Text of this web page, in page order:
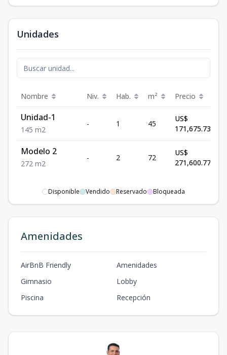
Unidades
Nombre Niv. Hab. m² Precio
Unidad-1
1 45 m2
- 1 45
US$
171,675.73
Modelo 2
272 m2
- 2 72
US$
271,600.77
Disponible Vendido Reservado Bloqueada
Amenidades
AirBnB Friendly
Amenidades
Gimnasio
Lobby
Piscina
Recepción